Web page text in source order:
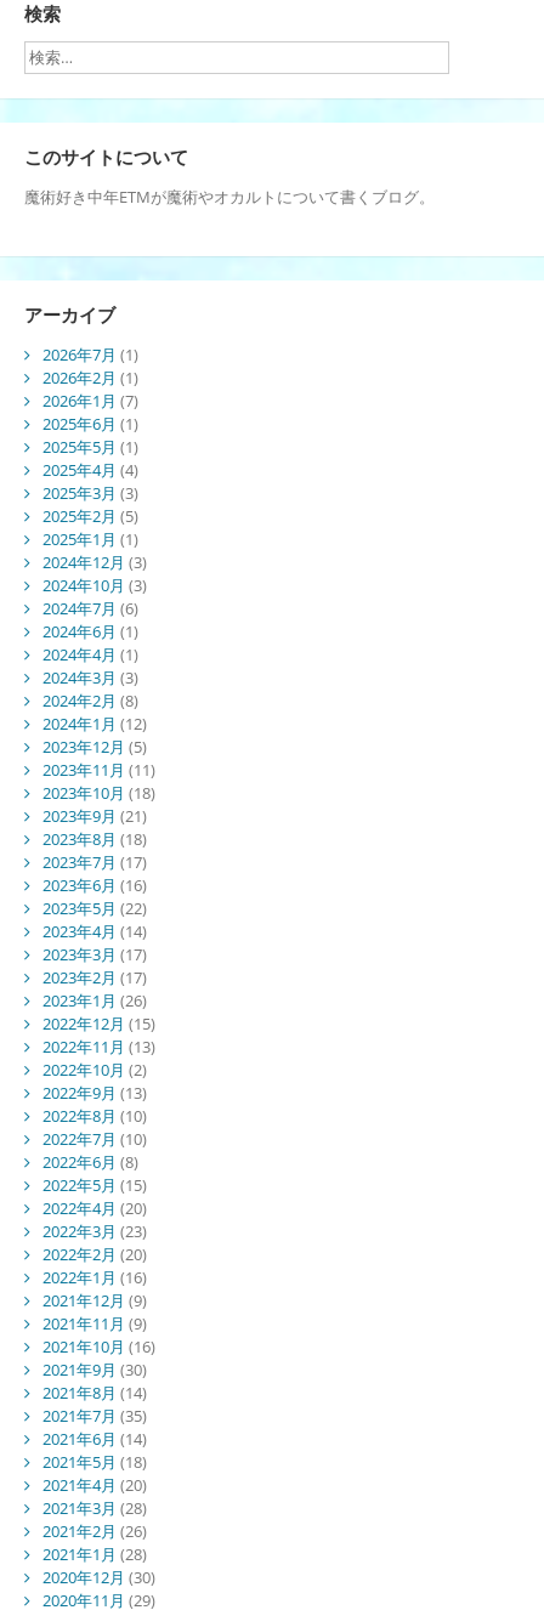
検索
このサイトについて
魔術好き中年ETMが魔術やオカルトについて書くブログ。
アーカイブ
2026年7月 (1)
2026年2月 (1)
2026年1月 (7)
2025年6月 (1)
2025年5月 (1)
2025年4月 (4)
2025年3月 (3)
2025年2月 (5)
2025年1月 (1)
2024年12月 (3)
2024年10月 (3)
2024年7月 (6)
2024年6月 (1)
2024年4月 (1)
2024年3月 (3)
2024年2月 (8)
2024年1月 (12)
2023年12月 (5)
2023年11月 (11)
2023年10月 (18)
2023年9月 (21)
2023年8月 (18)
2023年7月 (17)
2023年6月 (16)
2023年5月 (22)
2023年4月 (14)
2023年3月 (17)
2023年2月 (17)
2023年1月 (26)
2022年12月 (15)
2022年11月 (13)
2022年10月 (2)
2022年9月 (13)
2022年8月 (10)
2022年7月 (10)
2022年6月 (8)
2022年5月 (15)
2022年4月 (20)
2022年3月 (23)
2022年2月 (20)
2022年1月 (16)
2021年12月 (9)
2021年11月 (9)
2021年10月 (16)
2021年9月 (30)
2021年8月 (14)
2021年7月 (35)
2021年6月 (14)
2021年5月 (18)
2021年4月 (20)
2021年3月 (28)
2021年2月 (26)
2021年1月 (28)
2020年12月 (30)
2020年11月 (29)